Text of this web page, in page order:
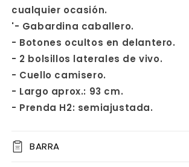
cualquier ocasión.
'- Gabardina caballero.
- Botones ocultos en delantero.
- 2 bolsillos laterales de vivo.
- Cuello camisero.
- Largo aprox.: 93 cm.
- Prenda H2: semiajustada.
BARRA